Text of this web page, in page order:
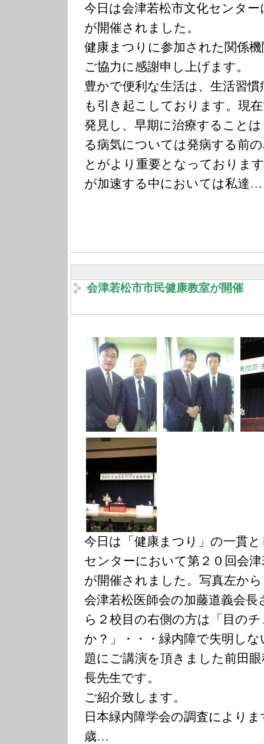
今日は会津若松市文化センタ
が開催されました。
健康まつりに参加された関係
ご協力に感謝申し上げます。
豊かで便利な生活は、生活習
も引き起こしております。現
発見し、早期に治療すること
る病気については発病する前
とがより重要となっておりま
が加速する中においては私達…
会津若松市市民健康教室が開催
今日は「健康まつり」の一貫
センターにおいて第２０回会
が開催されました。写真左か
会津若松医師会の加藤道義会
ら２校目の右側の方は「目の
か？」・・・緑内障で失明し
題にご講演を頂きました前田
長先生です。
ご紹介致します。
日本緑内障学会の調査により
歳…